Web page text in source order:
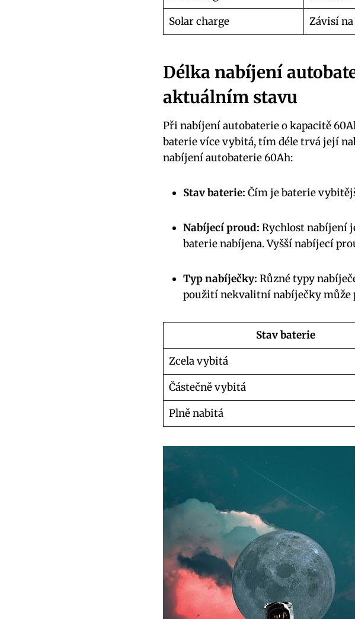
Solar charge
Závisí
Délka nabíjení
aktuálním stavu
Při nabíjení autobaterie o kapacitě
baterie více vybitá, tím déle trvá její
nabíjení autobaterie 60Ah:
Stav baterie: Čím je baterie
Nabíjecí proud: Rychlost nabíjení
baterie nabíjena. Vyšší nabíjecí
Typ nabíječky: Různé typy
použití nekvalitní nabíječky může
Stav baterie
Zcela vybitá
Částečně vybitá
Plně nabitá